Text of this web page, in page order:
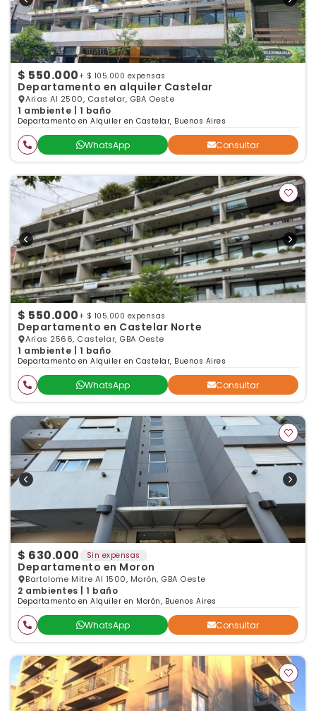
$ 550.000 + $ 105.000 expensas
Departamento en alquiler Castelar
Arias Al 2500, Castelar, GBA Oeste
1 ambiente | 1 baño
Departamento en Alquiler en Castelar, Buenos Aires
WhatsApp Consultar
$ 550.000 + $ 105.000 expensas
Departamento en Castelar Norte
Arias 2566, Castelar, GBA Oeste
1 ambiente | 1 baño
Departamento en Alquiler en Castelar, Buenos Aires
WhatsApp Consultar
$ 630.000 Sin expensas
Departamento en Moron
Bartolome Mitre Al 1500, Morón, GBA Oeste
2 ambientes | 1 baño
Departamento en Alquiler en Morón, Buenos Aires
WhatsApp Consultar